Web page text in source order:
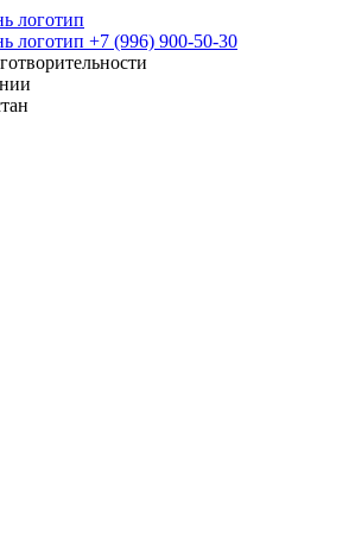
+7 (996) 900-50-30